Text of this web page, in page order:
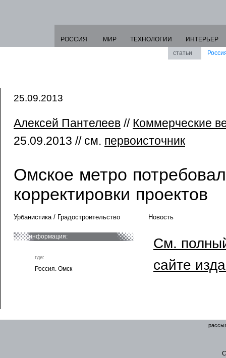
РОССИЯ МИР ТЕХНОЛОГИИ
ИНТЕРЬЕР
статьи
25.09.2013
Алексей Пантелеев // Коммерческие
25.09.2013 // см. первоисточник
Омское метро
корректировки проектов
Урбанистика / Градостроительство Новость
информация:
где:
Россия. Омск
См.
сайте